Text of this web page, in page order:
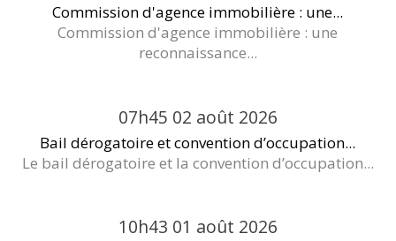
Commission d'agence immobilière : une...
Commission d'agence immobilière : une
reconnaissance...
07h45 02 août 2026
Bail dérogatoire et convention d’occupation...
Le bail dérogatoire et la convention d’occupation...
10h43 01 août 2026